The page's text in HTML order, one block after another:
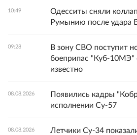
10:49
Одесситы сняли
Румынию после удара
09:28
В зону СВО поступит
боеприпас "Куб-
известно
08.08.2026
Появились кадры
исполнении Су-57
08.08.2026
Летчики Су-34